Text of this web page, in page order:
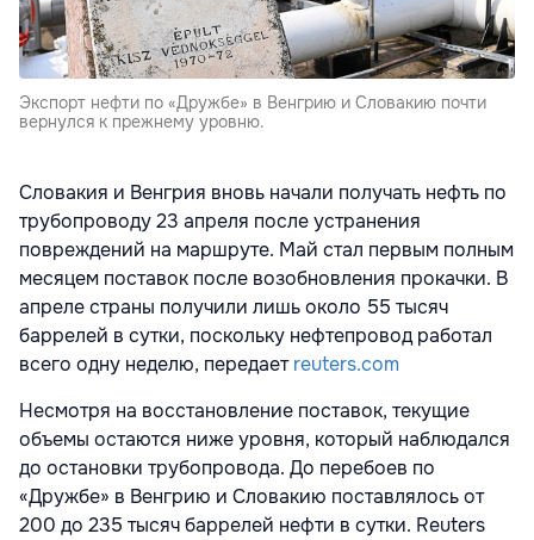
Экспорт нефти по «Дружбе» в Венгрию и Словакию почти
вернулся к прежнему уровню.
Словакия и Венгрия вновь начали получать нефть по
трубопроводу 23 апреля после устранения
повреждений на маршруте. Май стал первым полным
месяцем поставок после возобновления прокачки. В
апреле страны получили лишь около 55 тысяч
баррелей в сутки, поскольку нефтепровод работал
всего одну неделю, передаетreuters.com
Несмотря на восстановление поставок, текущие
объемы остаются ниже уровня, который наблюдался
до остановки трубопровода. До перебоев по
«Дружбе» в Венгрию и Словакию поставлялось от
200 до 235 тысяч баррелей нефти в сутки. Reuters